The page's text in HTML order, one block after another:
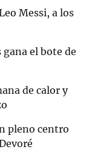
Messi, a los
el bote de
de calor y
pleno centro